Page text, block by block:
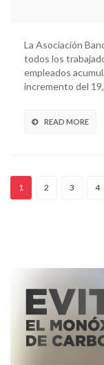
La Asociación
todos los
empleados
incremento del
READ MORE
1 2 3 4